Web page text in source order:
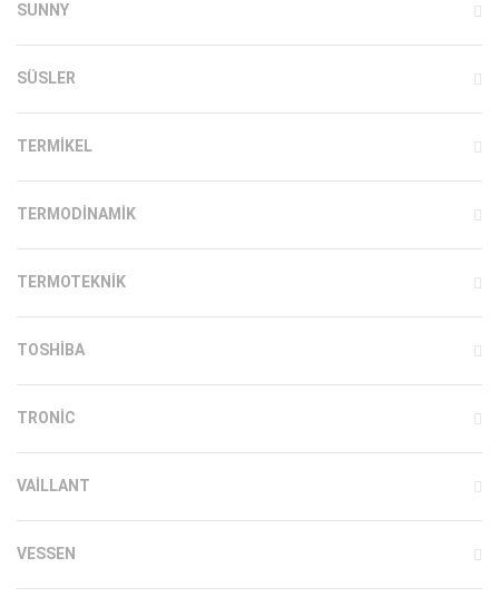
SUNNY
SÜSLER
TERMIKEL
TERMODINAMIK
TERMOTEKNIK
TOSHIBA
TRONIC
VAILLANT
VESSEN